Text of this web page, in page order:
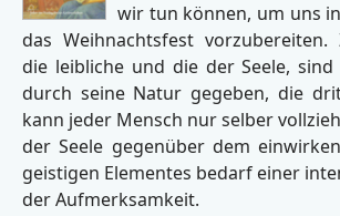
wir tun können, um uns
das Weihnachtsfest vorzubereiten.
die leibliche und die der Seele, sind
durch seine Natur gegeben, die
kann jeder Mensch nur selber
der Seele gegenüber dem
geistigen Elementes bedarf einer
der Aufmerksamkeit.